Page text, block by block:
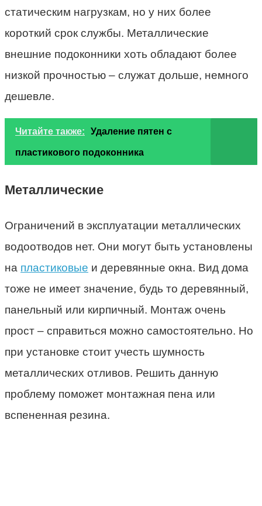
статическим нагрузкам, но у них более
короткий срок службы. Металлические
внешние подоконники хоть обладают более
низкой прочностью – служат дольше, немного
дешевле.
Читайте также: Удаление пятен с
пластикового подоконника
Металлические
Ограничений в эксплуатации металлических
водоотводов нет. Они могут быть установлены
на пластиковые и деревянные окна. Вид дома
тоже не имеет значение, будь то деревянный,
панельный или кирпичный. Монтаж очень
прост – справиться можно самостоятельно. Но
при установке стоит учесть шумность
металлических отливов. Решить данную
проблему поможет монтажная пена или
вспененная резина.